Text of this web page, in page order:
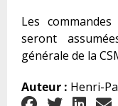
Les
seront
générale de la
Auteur : Henri-